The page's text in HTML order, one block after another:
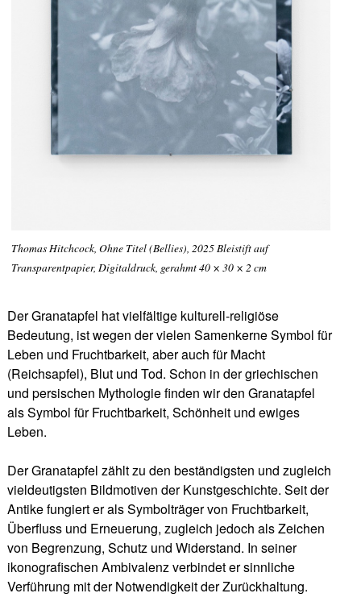
Thomas Hitchcock, Ohne Titel (Bellies), 2025 Bleistift auf
Transparentpapier, Digitaldruck, gerahmt 40 × 30 × 2 cm
Der Granatapfel hat vielfältige kulturell-religiöse
Bedeutung, ist wegen der vielen Samenkerne Symbol für
Leben und Fruchtbarkeit, aber auch für Macht
(Reichsapfel), Blut und Tod. Schon in der griechischen
und persischen Mythologie finden wir den Granatapfel
als Symbol für Fruchtbarkeit, Schönheit und ewiges
Leben.
Der Granatapfel zählt zu den beständigsten und zugleich
vieldeutigsten Bildmotiven der Kunstgeschichte. Seit der
Antike fungiert er als Symbolträger von Fruchtbarkeit,
Überfluss und Erneuerung, zugleich jedoch als Zeichen
von Begrenzung, Schutz und Widerstand. In seiner
ikonografischen Ambivalenz verbindet er sinnliche
Verführung mit der Notwendigkeit der Zurückhaltung.